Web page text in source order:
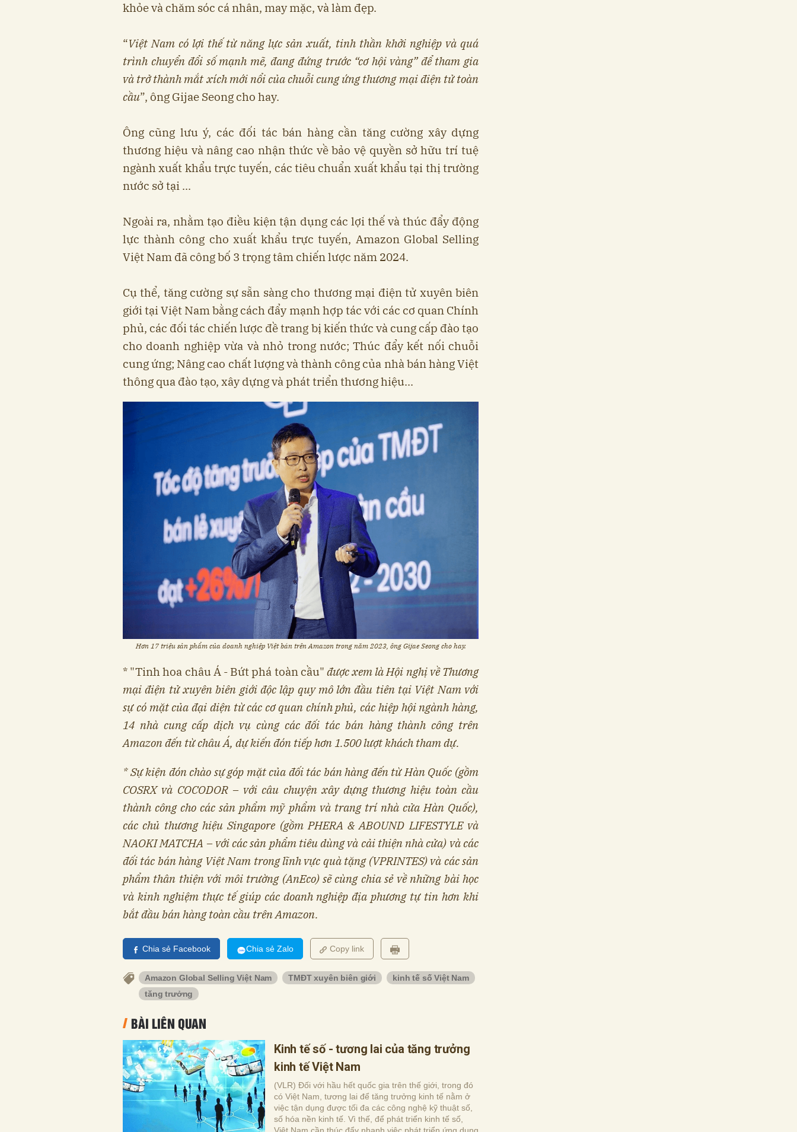
khỏe và chăm sóc cá nhân, may mặc, và làm đẹp.
“Việt Nam có lợi thế từ năng lực sản xuất, tinh thần khởi nghiệp và quá
trình chuyển đổi số mạnh mẽ, đang đứng trước “cơ hội vàng” để tham gia
và trở thành mắt xích mới nổi của chuỗi cung ứng thương mại điện tử toàn
cầu”, ông Gijae Seong cho hay.
Ông cũng lưu ý, các đối tác bán hàng cần tăng cường xây dựng
thương hiệu và nâng cao nhận thức về bảo vệ quyền sở hữu trí tuệ
ngành xuất khẩu trực tuyến, các tiêu chuẩn xuất khẩu tại thị trường
nước sở tại ...
Ngoài ra, nhằm tạo điều kiện tận dụng các lợi thế và thúc đẩy động
lực thành công cho xuất khẩu trực tuyến, Amazon Global Selling
Việt Nam đã công bố 3 trọng tâm chiến lược năm 2024.
Cụ thể, tăng cường sự sẵn sàng cho thương mại điện tử xuyên biên
giới tại Việt Nam bằng cách đẩy mạnh hợp tác với các cơ quan Chính
phủ, các đối tác chiến lược đề trang bị kiến thức và cung cấp đào tạo
cho doanh nghiệp vừa và nhỏ trong nước; Thúc đẩy kết nối chuỗi
cung ứng; Nâng cao chất lượng và thành công của nhà bán hàng Việt
thông qua đào tạo, xây dựng và phát triển thương hiệu...
Hơn 17 triệu sản phẩm của doanh nghiệp Việt bán trên Amazon trong năm 2023, ông Gijae Seong cho hay.
* "Tinh hoa châu Á - Bứt phá toàn cầu" được xem là Hội nghị về Thương
mại điện tử xuyên biên giới độc lập quy mô lớn đầu tiên tại Việt Nam với
sự có mặt của đại diện từ các cơ quan chính phủ, các hiệp hội ngành hàng,
14 nhà cung cấp dịch vụ cùng các đối tác bán hàng thành công trên
Amazon đến từ châu Á, dự kiến đón tiếp hơn 1.500 lượt khách tham dự.
* Sự kiện đón chào sự góp mặt của đối tác bán hàng đến từ Hàn Quốc (gồm
COSRX và COCODOR – với câu chuyện xây dựng thương hiệu toàn cầu
thành công cho các sản phẩm mỹ phẩm và trang trí nhà cửa Hàn Quốc),
các chủ thương hiệu Singapore (gồm PHERA & ABOUND LIFESTYLE và
NAOKI MATCHA – với các sản phẩm tiêu dùng và cải thiện nhà cửa) và các
đối tác bán hàng Việt Nam trong lĩnh vực quà tặng (VPRINTES) và các sản
phẩm thân thiện với môi trường (AnEco) sẽ cùng chia sẻ về những bài học
và kinh nghiệm thực tế giúp các doanh nghiệp địa phương tự tin hơn khi
bắt đầu bán hàng toàn cầu trên Amazon.
Chia sẻ Facebook Chia sẻ Zalo Copy link
Amazon Global Selling Việt Nam TMĐT xuyên biên giới
kinh tế số Việt Nam
tăng trưởng
BÀI LIÊN QUAN
Kinh tế số - tương lai của tăng trưởng
kinh tế Việt Nam
(VLR) Đối với hầu hết quốc gia trên thế giới, trong đó
có Việt Nam, tương lai để tăng trưởng kinh tế nằm ở
việc tận dụng được tối đa các công nghệ kỹ thuật số,
số hóa nền kinh tế. Vì thế, để phát triển kinh tế số,